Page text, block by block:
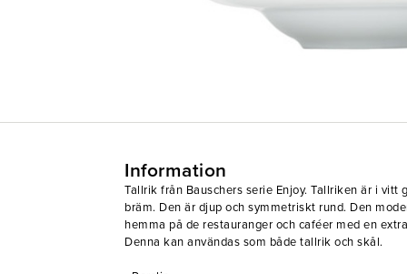
Information
Tallrik från Bauschers serie Enjoy. Tallriken är i vitt
bräm. Den är djup och symmetriskt rund. Den
hemma på de restauranger och caféer med en
Denna kan användas som både tallrik och skål.